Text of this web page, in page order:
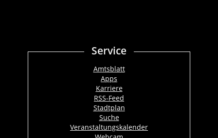
Service
Amtsblatt
Apps
Karriere
RSS-Feed
Stadtplan
Suche
Veranstaltungskalender